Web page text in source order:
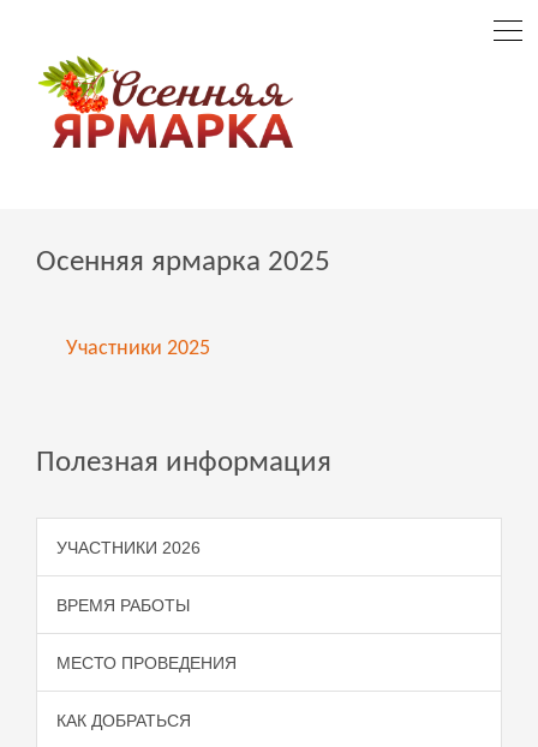
Осенняя ярмарка 2025
Участники 2025
Полезная информация
УЧАСТНИКИ 2026
ВРЕМЯ РАБОТЫ
МЕСТО ПРОВЕДЕНИЯ
КАК ДОБРАТЬСЯ